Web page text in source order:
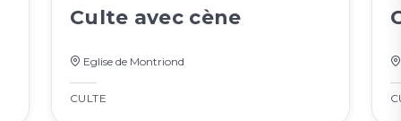
Culte avec cène
Eglise de Montriond
CULTE